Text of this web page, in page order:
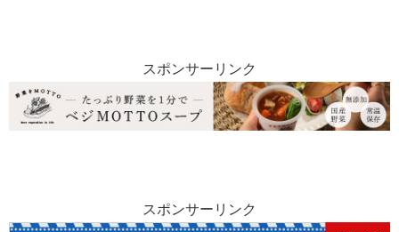
スポンサーリンク
スポンサーリンク